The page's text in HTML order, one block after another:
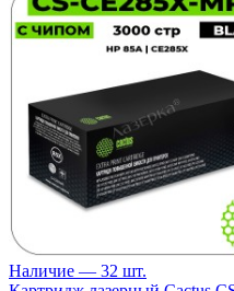
Наличие — 32 шт.